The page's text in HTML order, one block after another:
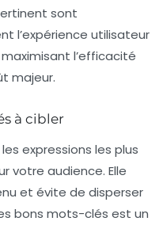
sont
l’expérience utilisateur
l’efficacité
majeur.
à cibler
expressions les plus
votre audience. Elle
et évite de disperser
bons mots-clés est un